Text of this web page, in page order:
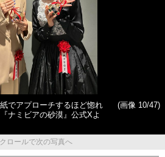
でアプローチするほど惚れ
ナミビアの砂漠』公式Xよ
(画像 10/47)
ロールで次の写真へ